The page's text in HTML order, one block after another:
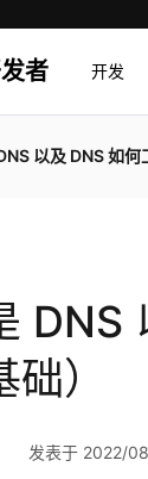
者 开发
以及 DNS 如何工作
DNS
）
发表于 2022/